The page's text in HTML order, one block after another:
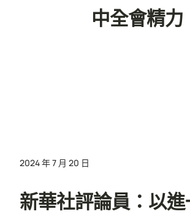
中全會精力
2024 年 7 月 20 日
新華社評論員：以